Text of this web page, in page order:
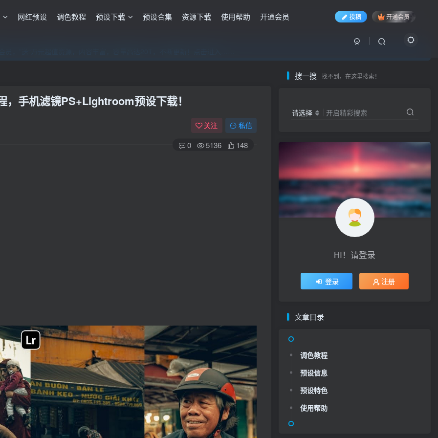
网红预设 调色教程 预设下载 预设合集 资源下载 使用帮助 开通会员 投稿 开通会员
员，”送“万元超值资源，内容丰富，容量高达20T，不断更新！点击进入……
手机滤镜PS+Lightroom预设下载！
关注 私信
0 5136 148
搜一搜 找不到，在这里搜索！
请选择 开启精彩搜索
HI！请登录
登录 注册
文章目录
调色教程
预设信息
预设特色
使用帮助